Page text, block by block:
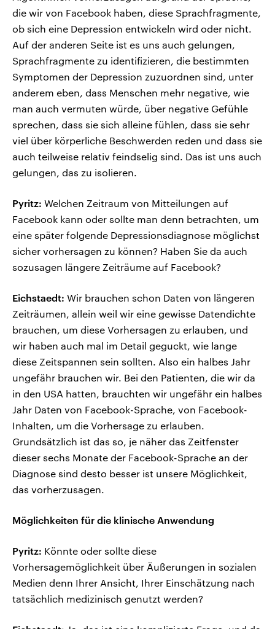
die wir von Facebook haben, diese Sprachfragmente,
ob sich eine Depression entwickeln wird oder nicht.
Auf der anderen Seite ist es uns auch gelungen,
Sprachfragmente zu identifizieren, die bestimmten
Symptomen der Depression zuzuordnen sind, unter
anderem eben, dass Menschen mehr negative, wie
man auch vermuten würde, über negative Gefühle
sprechen, dass sie sich alleine fühlen, dass sie sehr
viel über körperliche Beschwerden reden und dass sie
auch teilweise relativ feindselig sind. Das ist uns auch
gelungen, das zu isolieren.
Pyritz: Welchen Zeitraum von Mitteilungen auf
Facebook kann oder sollte man denn betrachten, um
eine später folgende Depressionsdiagnose möglichst
sicher vorhersagen zu können? Haben Sie da auch
sozusagen längere Zeiträume auf Facebook?
Eichstaedt: Wir brauchen schon Daten von längeren
Zeiträumen, allein weil wir eine gewisse Datendichte
brauchen, um diese Vorhersagen zu erlauben, und
wir haben auch mal im Detail geguckt, wie lange
diese Zeitspannen sein sollten. Also ein halbes Jahr
ungefähr brauchen wir. Bei den Patienten, die wir da
in den USA hatten, brauchten wir ungefähr ein halbes
Jahr Daten von Facebook-Sprache, von Facebook-
Inhalten, um die Vorhersage zu erlauben.
Grundsätzlich ist das so, je näher das Zeitfenster
dieser sechs Monate der Facebook-Sprache an der
Diagnose sind desto besser ist unsere Möglichkeit,
das vorherzusagen.
Möglichkeiten für die klinische Anwendung
Pyritz: Könnte oder sollte diese
Vorhersagemöglichkeit über Äußerungen in sozialen
Medien denn Ihrer Ansicht, Ihrer Einschätzung nach
tatsächlich medizinisch genutzt werden?